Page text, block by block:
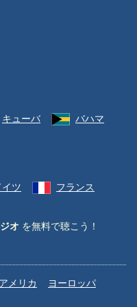
キューバ
バハマ
イツ フランス
オ を無料で聴こう！
メリカ
ヨーロッパ